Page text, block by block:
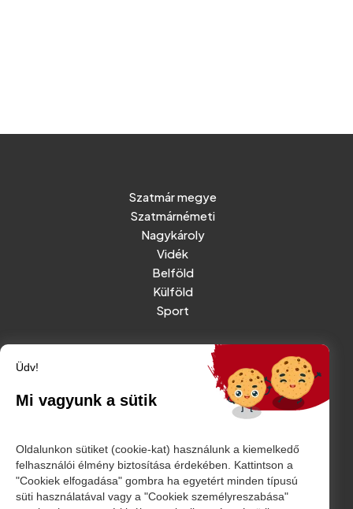
Szatmár megye
Szatmárnémeti
Nagykároly
Vidék
Belföld
Külföld
Sport
ADATVÉDELMI TÁJÉKOZTATÓ
Amurgului utca 2. szám, Szatmárnémeti
Üdv!
Mi vagyunk a sütik
Oldalunkon sütiket (cookie-kat) használunk a kiemelkedő
felhasználói élmény biztosítása érdekében. Kattintson a
"Cookiek elfogadása" gombra ha egyetért minden típusú
süti használatával vagy a "Cookiek személyreszabása"